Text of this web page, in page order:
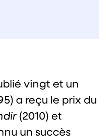
vingt et un
a reçu le prix du
(2010) et
un succès